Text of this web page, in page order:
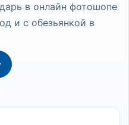
в онлайн фотошопе
и с обезьянкой в